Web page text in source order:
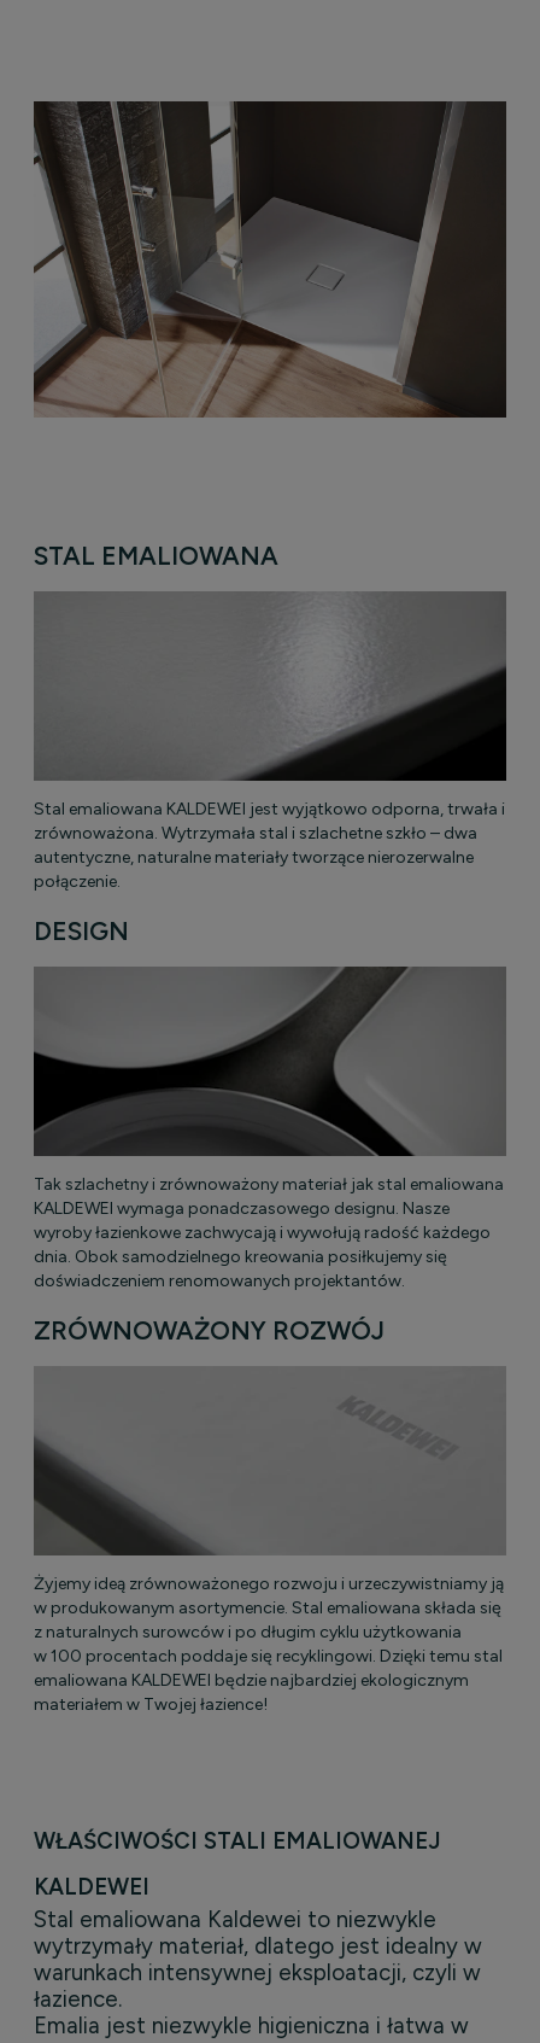
STAL EMALIOWANA
Stal emaliowana KALDEWEI jest wyjątkowo odporna, trwała i
zrównoważona. Wytrzymała stal i szlachetne szkło – dwa
autentyczne, naturalne materiały tworzące nierozerwalne
połączenie.
DESIGN
Tak szlachetny i zrównoważony materiał jak stal emaliowana
KALDEWEI wymaga ponadczasowego designu. Nasze
wyroby łazienkowe zachwycają i wywołują radość każdego
dnia. Obok samodzielnego kreowania posiłkujemy się
doświadczeniem renomowanych projektantów.
ZRÓWNOWAŻONY ROZWÓJ
Żyjemy ideą zrównoważonego rozwoju i urzeczywistniamy ją
w produkowanym asortymencie. Stal emaliowana składa się
z naturalnych surowców i po długim cyklu użytkowania
w 100 procentach poddaje się recyklingowi. Dzięki temu stal
emaliowana KALDEWEI będzie najbardziej ekologicznym
materiałem w Twojej łazience!
WŁAŚCIWOŚCI STALI EMALIOWANEJ
KALDEWEI
Stal emaliowana Kaldewei to niezwykle
wytrzymały materiał, dlatego jest idealny w
warunkach intensywnej eksploatacji, czyli w
łazience.
Emalia jest niezwykle higieniczna i łatwa w